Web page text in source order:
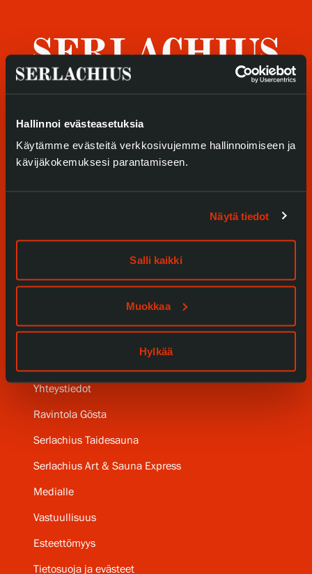
Hallinnoi evästeasetuksia
Käytämme evästeitä verkkosivujemme hallinnoimiseen ja
kävijäkokemuksesi parantamiseen.
Näytä tiedot
Salli kaikki
Muokkaa
Hylkää
Tule meille
Näyttelyt
Serlachius Residenssi
Yhteystiedot
Ravintola Gösta
Serlachius Taidesauna
Serlachius Art & Sauna Express
Medialle
Vastuullisuus
Esteettömyys
Tietosuoja ja evästeet